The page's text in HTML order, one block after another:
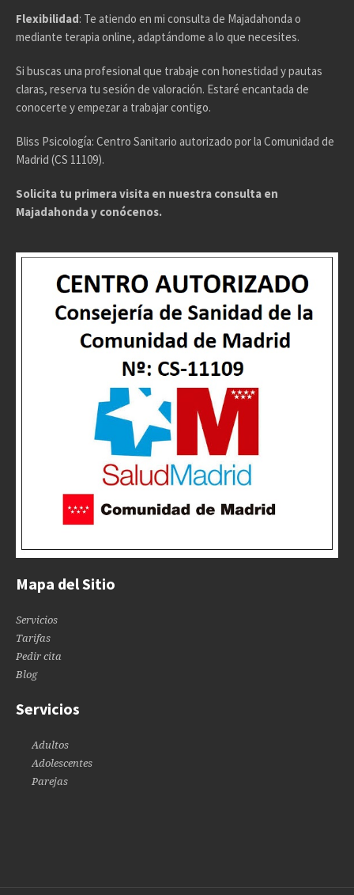
Flexibilidad: Te atiendo en mi consulta de Majadahonda o
mediante terapia online, adaptándome a lo que necesites.
Si buscas una profesional que trabaje con honestidad y pautas
claras, reserva tu sesión de valoración. Estaré encantada de
conocerte y empezar a trabajar contigo.
Bliss Psicología: Centro Sanitario autorizado por la Comunidad de
Madrid (CS 11109).
Solicita tu primera visita en nuestra consulta en
Majadahonda y conócenos.
Mapa del Sitio
Servicios
Tarifas
Pedir cita
Blog
Servicios
Adultos
Adolescentes
Parejas